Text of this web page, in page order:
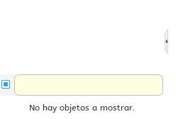
No hay objetos a mostrar.